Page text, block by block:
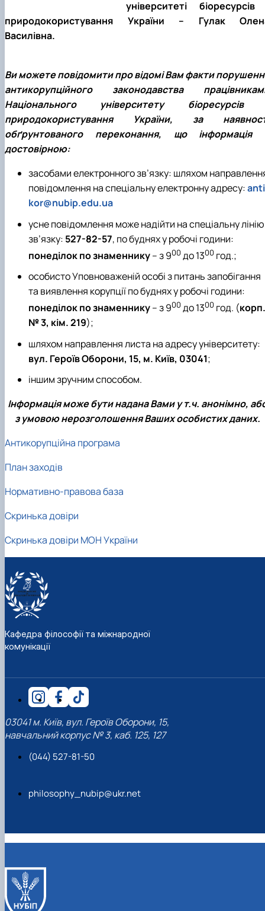
Науковий гурток «Філософські проблеми
університеті біоресурсів
природокористування України – Гулак
Василівна.
Ви можете повідомити про відомі Вам факти
антикорупційного законодавства
Національного університету біоресурсів
природокористування України, за
обґрунтованого переконання, що інформація
достовірною:
засобами електронного зв’язку: шляхом
повідомлення на спеціальну електронну адресу:anti
kor@nubip.edu.ua
усне повідомлення може надійти на спеціальну лінію
зв’язку: 527-82-57, по буднях у робочі години:
понеділок по знаменнику– з 900 до 1300 год.;
особисто Уповноваженій особі з питань запобігання
та виявлення корупції по буднях у робочі години:
понеділок по знаменнику– з 900 до 1300 год. (корп.
№ 3, кім. 219);
шляхом направлення листа на адресу університету:
вул. Героїв Оборони, 15, м. Київ, 03041;
іншим зручним способом.
Інформація може бути надана Вами у т.ч. анонімно,
з умовою нерозголошення Ваших особистих даних.
Антикорупційна програма
План заходів
Нормативно-правова база
Скринька довіри
Скринька довіри МОН України
Кафедра філософії та міжнародної
комунікації
03041 м. Київ, вул. Героїв Оборони, 15,
навчальний корпус № 3, каб. 125, 127
(044) 527-81-50
philosophy_nubip@ukr.net